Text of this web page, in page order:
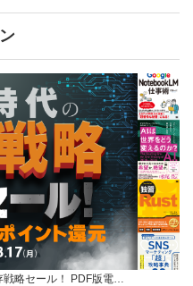
略セール！ PDF版電…